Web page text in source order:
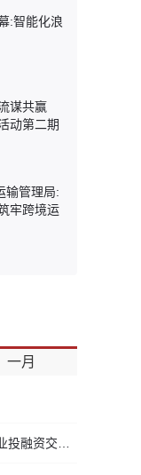
:智能化浪
谋共赢
动第二期
输管理局:
牢跨境运
一月
二期圆满举行